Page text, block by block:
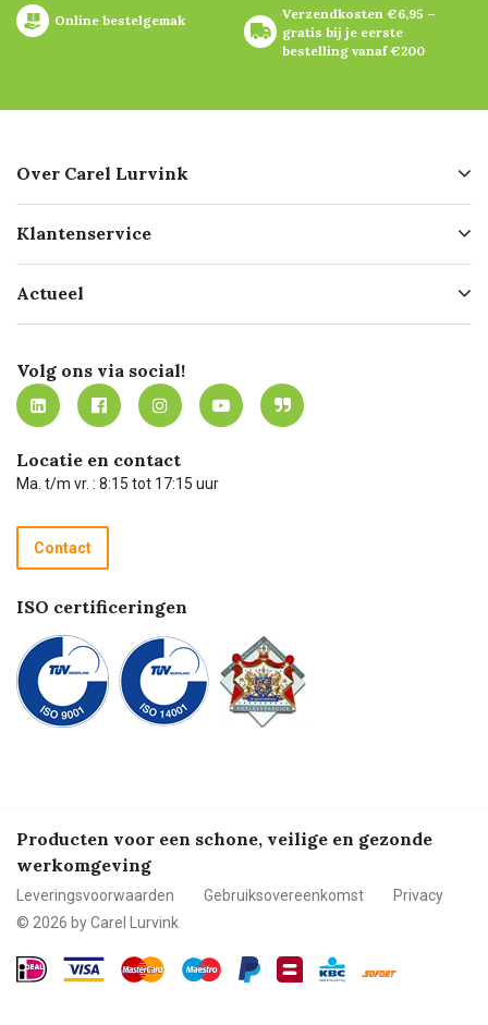
Online bestelgemak
Verzendkosten €6,95 –
gratis bij je eerste
bestelling vanaf €200
Over Carel Lurvink
Geschiedenis
Missie
Werken bij Carel Lurvink
MVO
Klantenservice
Bezorgen
Mijn Carel Lurvink
Mijn Carel Lurvink instructievideo's
Carel Lurvink App
Hulp op afstand
Technische dienst
Recycle programma
Betalen
Actueel
Innovation LAB
Tevreden klanten
Carel Lurvink Blog
Carel de podcast
Volg ons via social!
Locatie en contact
Ma. t/m vr. : 8:15 tot 17:15 uur
Contact
ISO certificeringen
Producten voor een schone, veilige en gezonde
werkomgeving
Leveringsvoorwaarden Gebruiksovereenkomst
Privacy
© 2026 by Carel Lurvink